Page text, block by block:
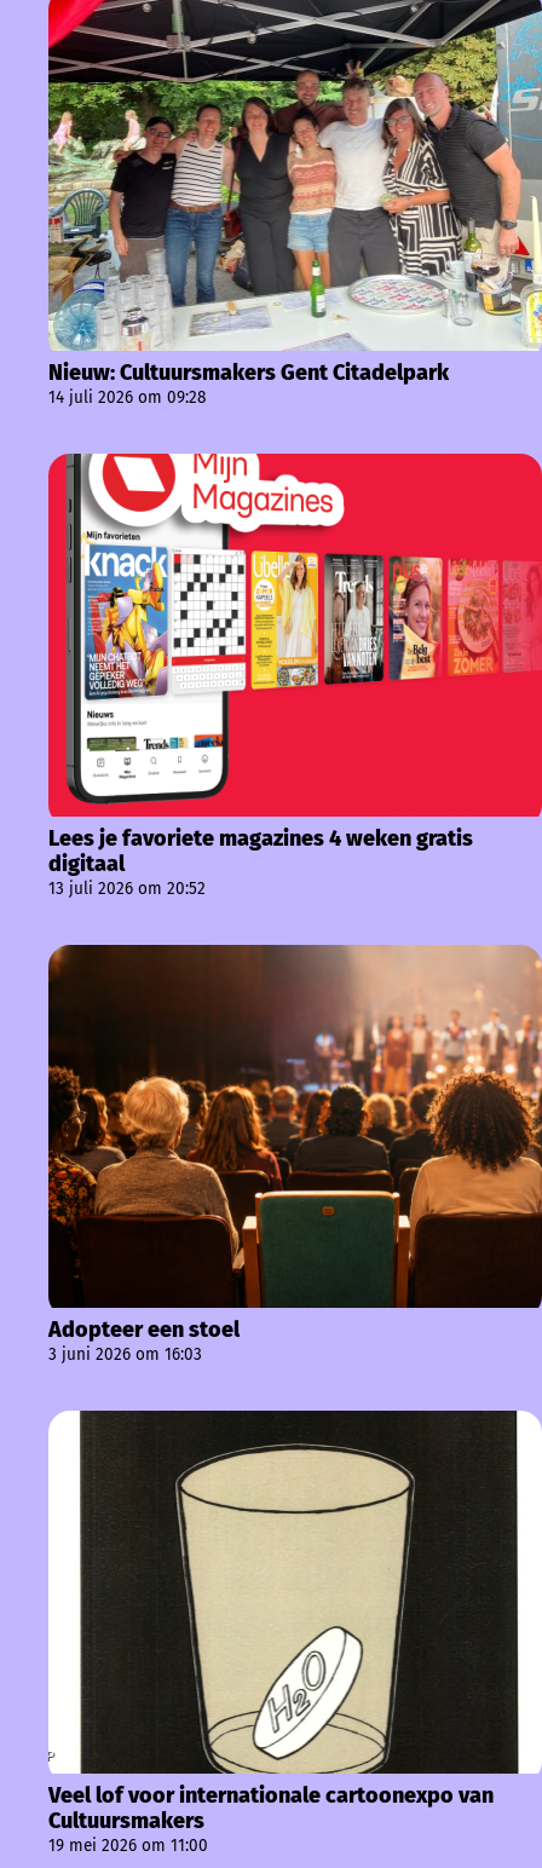
Nieuw: Cultuursmakers Gent Citadelpark
14 juli 2026 om 09:28
Lees je favoriete magazines 4 weken gratis
digitaal
13 juli 2026 om 20:52
Adopteer een stoel
3 juni 2026 om 16:03
Veel lof voor internationale cartoonexpo van
Cultuursmakers
19 mei 2026 om 11:00